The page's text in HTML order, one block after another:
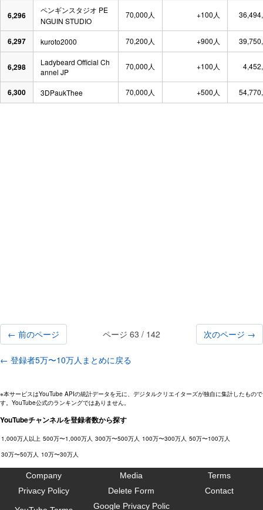
6,296
ペンギンスタジオ PE
NGUIN STUDIO
70,000人 +100人
6,297 kuroto2000 70,200人 +900人
6,298
Ladybeard Official Ch
annel JP
70,000人 +100人
6,300 3DPaukThee 70,000人 +500人
← 前のページ ページ 63 / 142 次のページ →
← 登録者5万〜10万人まとめに戻る
※本サービスはYouTube APIの統計データを元に、デジタルクリエイターズが独自に集計したもので
す。YouTube公式のランキングではありません。
YouTubeチャンネルを登録者数から探す
1,000万人以上 500万〜1,000万人 300万〜500万人 100万〜300万人 50万〜100万人
30万〜50万人 10万〜30万人
Company Media
Terms
Privacy Policy
Delete Form Contact
Google Privacy Polic